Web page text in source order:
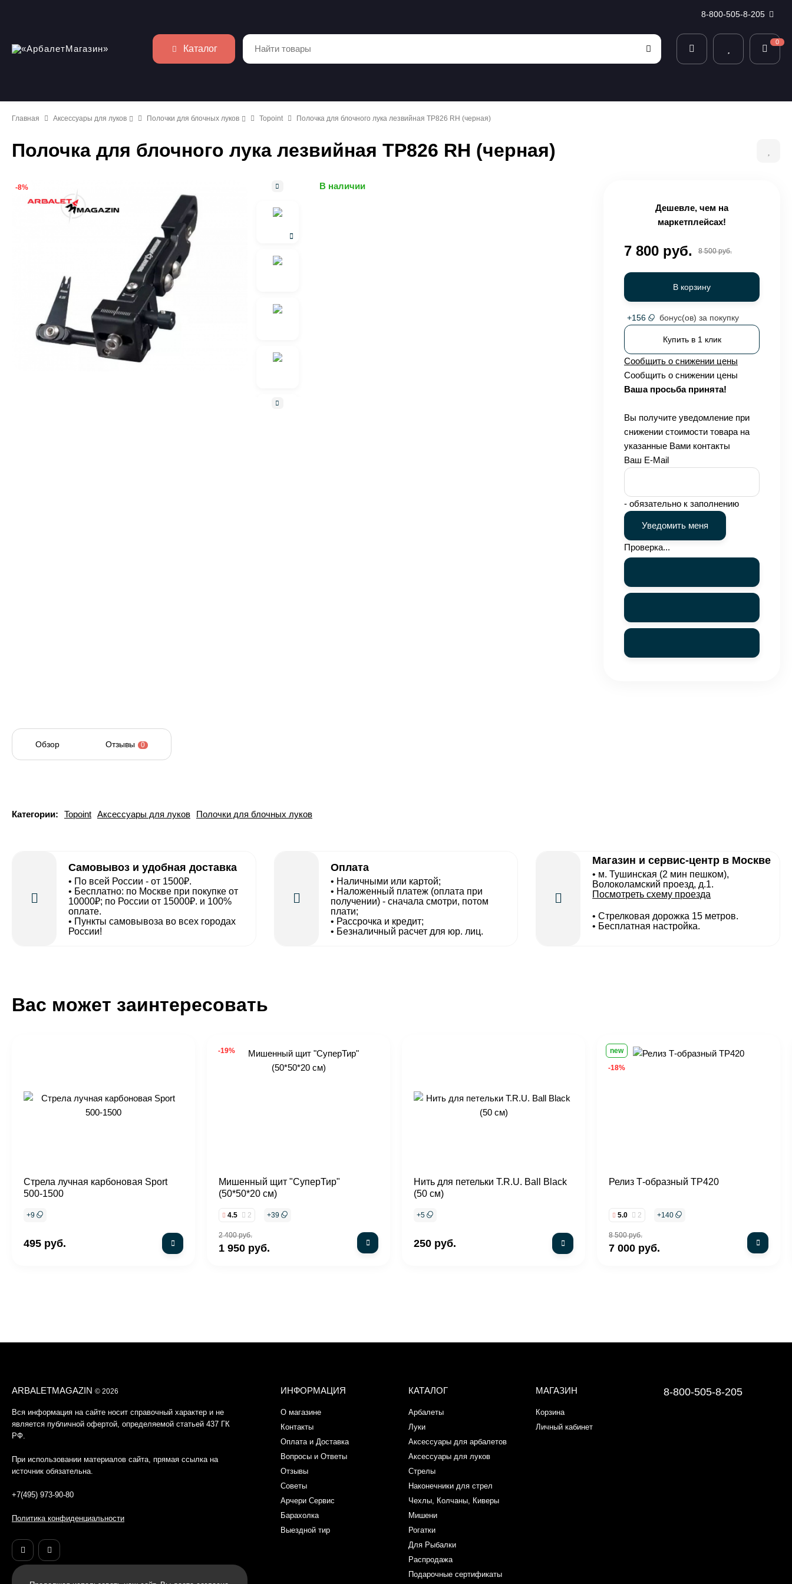
8-800-505-8-205
Каталог
0
Главная Аксессуары для луков Полочки для блочных луков Topoint Полочка для блочного лука лезвийная TP826 RH (черная)
Полочка для блочного лука лезвийная TP826 RH (черная)
-8% В наличии
Дешевле, чем на
маркетплейсах!
7 800 руб. 8 500 руб.
В корзину
+156 бонус(ов) за покупку
Купить в 1 клик
Сообщить о снижении цены
Сообщить о снижении цены
Ваша просьба принята!
Вы получите уведомление при
снижении стоимости товара на
указанные Вами контакты
Ваш E-Mail
- обязательно к заполнению
Проверка...
Обзор Отзывы 0
Категории: Topoint Аксессуары для луков Полочки для блочных луков
Самовывоз и удобная доставка
• По всей России - от 1500₽.
• Бесплатно: по Москве при покупке от
10000₽; по России от 15000₽. и 100%
оплате.
• Пункты самовывоза во всех городах
России!
Оплата
• Наличными или картой;
• Наложенный платеж (оплата при
получении) - сначала смотри, потом
плати;
• Рассрочка и кредит;
• Безналичный расчет для юр. лиц.
Магазин и сервис-центр в Москве
• м. Тушинская (2 мин пешком),
Волоколамский проезд, д.1.
Посмотреть схему проезда
• Cтрелковая дорожка 15 метров.
• Бесплатная настройка.
Вас может заинтересовать
Стрела лучная карбоновая Sport
500-1500
+9
495 руб.
-19%
Мишенный щит "СуперТир"
(50*50*20 см)
4.5 2 +39
2 400 руб.
1 950 руб.
Нить для петельки T.R.U. Ball Black
(50 см)
+5
250 руб.
new
-18%
Релиз Т-образный TP420
5.0 2 +140
8 500 руб.
7 000 руб.
ARBALETMAGAZIN © 2026
Вся информация на сайте носит справочный характер и не
является публичной офертой, определяемой статьей 437 ГК
РФ.
При использовании материалов сайта, прямая ссылка на
источник обязательна.
+7(495) 973-90-80
Политика конфиденциальности
ИНФОРМАЦИЯ
О магазине
Контакты
Оплата и Доставка
Вопросы и Ответы
Отзывы
Советы
Арчери Сервис
Барахолка
Выездной тир
КАТАЛОГ
Арбалеты
Луки
Аксессуары для арбалетов
Аксессуары для луков
Стрелы
Наконечники для стрел
Чехлы, Колчаны, Киверы
Мишени
Рогатки
Для Рыбалки
Распродажа
Подарочные сертификаты
МАГАЗИН
Корзина
Личный кабинет
8-800-505-8-205